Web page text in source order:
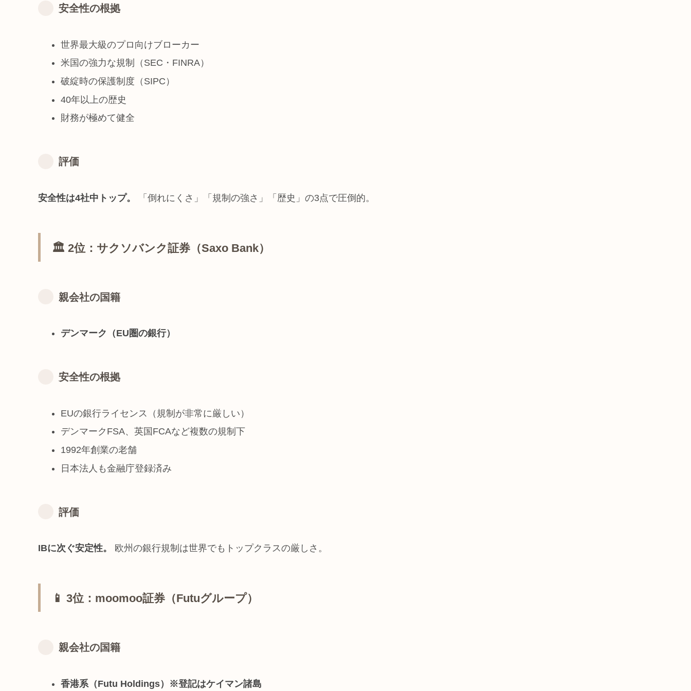
安全性の根拠
世界最大級のプロ向けブローカー
米国の強力な規制（SEC・FINRA）
破綻時の保護制度（SIPC）
40年以上の歴史
財務が極めて健全
評価
安全性は4社中トップ。 「倒れにくさ」「規制の強さ」「歴史」の3点で圧倒的。
🏛️ 2位：サクソバンク証券（Saxo Bank）
親会社の国籍
デンマーク（EU圏の銀行）
安全性の根拠
EUの銀行ライセンス（規制が非常に厳しい）
デンマークFSA、英国FCAなど複数の規制下
1992年創業の老舗
日本法人も金融庁登録済み
評価
IBに次ぐ安定性。 欧州の銀行規制は世界でもトップクラスの厳しさ。
📱 3位：moomoo証券（Futuグループ）
親会社の国籍
香港系（Futu Holdings）※登記はケイマン諸島